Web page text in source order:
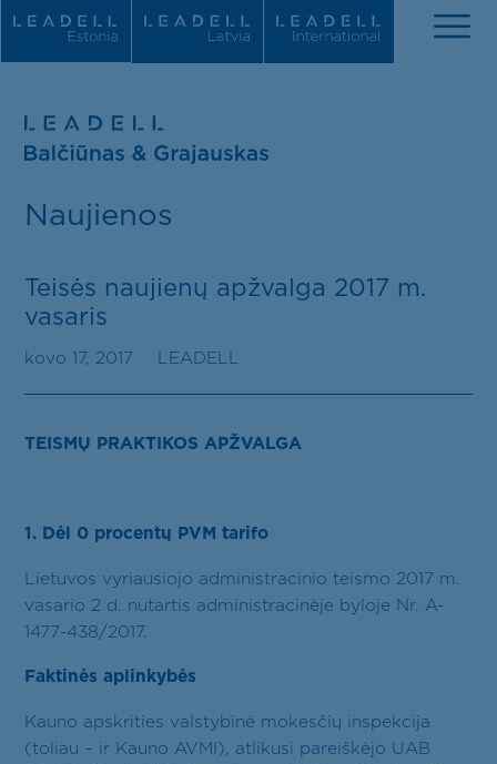
Komanda
Tarptautiniai įvertinimai
Naujienos
Teisės naujienų apžvalga 2017 m.
vasaris
kovo 17, 2017 LEADELL
TEISMŲ PRAKTIKOS APŽVALGA
1. Dėl 0 procentų PVM tarifo
Lietuvos vyriausiojo administracinio teismo 2017 m.
vasario 2 d. nutartis administracinėje byloje Nr. A-
1477-438/2017.
Faktinės aplinkybės
Kauno apskrities valstybinė mokesčių inspekcija
(toliau – ir Kauno AVMI), atlikusi pareiškėjo UAB